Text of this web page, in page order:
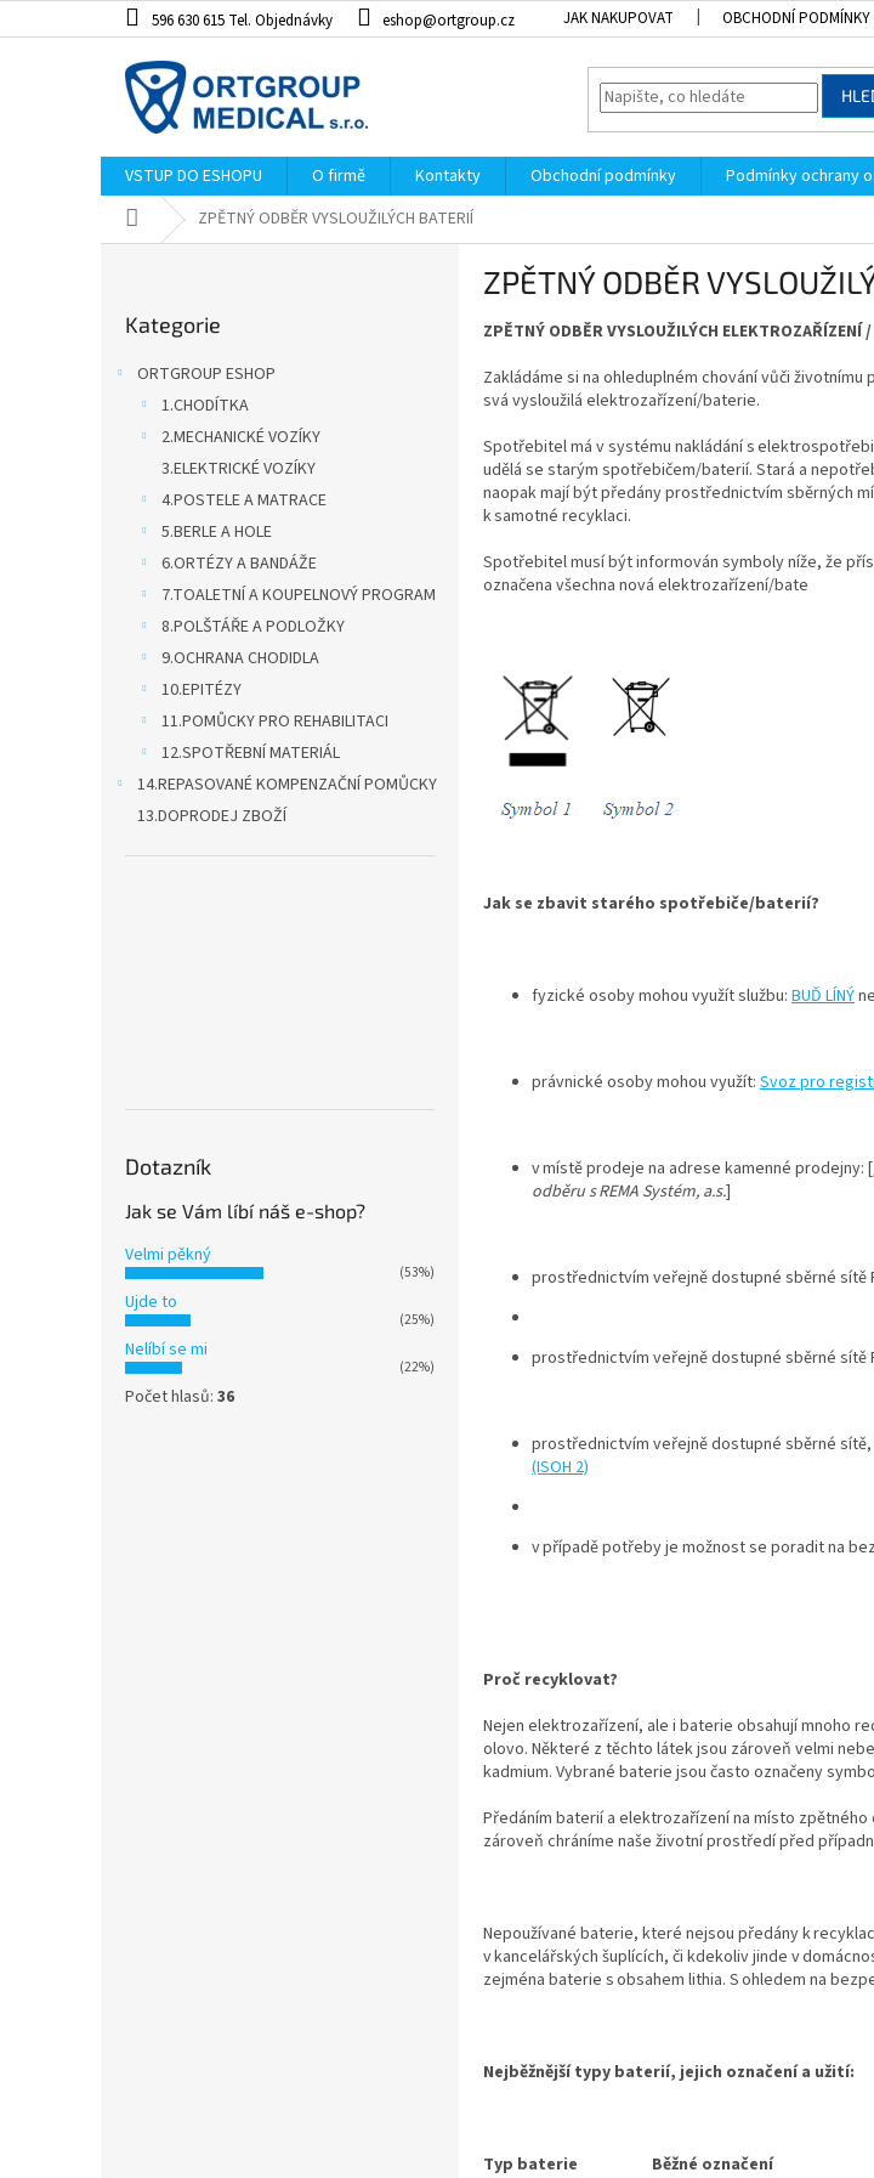
na
596 630 615 Tel. Objednávky eshop@ortgroup.cz JAK NAKUPOVAT OBCHODNÍ PODMÍNKY
VSTUP DO ESHOPU O firmě Kontakty Obchodní podmínky Podmínky ochrany
Domů ZPĚTNÝ ODBĚR VYSLOUŽILÝCH BATERIÍ
kategorie
Kategorie
ORTGROUP ESHOP
1.CHODÍTKA
2.MECHANICKÉ VOZÍKY
3.ELEKTRICKÉ VOZÍKY
4.POSTELE A MATRACE
5.BERLE A HOLE
6.ORTÉZY A BANDÁŽE
7.TOALETNÍ A KOUPELNOVÝ PROGRAM
8.POLŠTÁŘE A PODLOŽKY
9.OCHRANA CHODIDLA
10.EPITÉZY
11.POMŮCKY PRO REHABILITACI
12.SPOTŘEBNÍ MATERIÁL
14.REPASOVANÉ KOMPENZAČNÍ POMŮCKY
13.DOPRODEJ ZBOŽÍ
Dotazník
Jak se Vám líbí náš e-shop?
Velmi pěkný
(53%)
Ujde to
(25%)
Nelíbí se mi
(22%)
Počet hlasů: 36
ZPĚTNÝ ODBĚR
ZPĚTNÝ ODBĚR VYSLOUŽILÝCH ELEKTROZAŘÍZENÍ
Zakládáme si na ohleduplném chování vůči
svá vysloužilá elektrozařízení/baterie.
Spotřebitel má v systému nakládání s
udělá se starým spotřebičem/baterií. Stará a
naopak mají být předány prostřednictvím sběrných
k samotné recyklaci.
Spotřebitel musí být informován symboly níže, že
označena všechna nová elektrozařízení/bate
Jak se zbavit starého spotřebiče/baterií?
fyzické osoby mohou využít službu: BUĎ LÍNÝ
právnické osoby mohou využít: Svoz pro
v místě prodeje na adrese kamenné prodejny: [
odběru s REMA Systém, a.s.]
prostřednictvím veřejně dostupné sběrné sítě
prostřednictvím veřejně dostupné sběrné sítě
prostřednictvím veřejně dostupné sběrné
(ISOH 2)
v případě potřeby je možnost se poradit na
Proč recyklovat?
Nejen elektrozařízení, ale i baterie obsahují mnoho
olovo. Některé z těchto látek jsou zároveň velmi
kadmium. Vybrané baterie jsou často označeny
Předáním baterií a elektrozařízení na místo
zároveň chráníme naše životní prostředí před
Nepoužívané baterie, které nejsou předány k
v kancelářských šuplících, či kdekoliv jinde v
zejména baterie s obsahem lithia. S ohledem na
Nejběžnější typy baterií, jejich označení a užití:
Typ baterie Běžné označení